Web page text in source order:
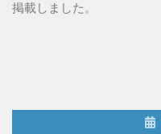
掲載しました。